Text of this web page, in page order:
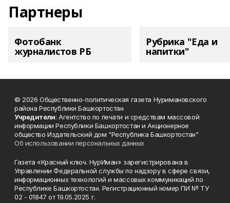
Партнеры
Фотобанк
журналистов РБ
Рубрика "Еда и
напитки"
© 2026 Общественно-политическая газета Нуримановского
района Республики Башкортостан
Учредители: Агентство по печати и средствам массовой
информации Республики Башкортостан и Акционерное
общество Издательский дом "Республика Башкортостан"
Об использовании персональных данных
Газета «Красный ключ. НурИман» зарегистрирована в
Управлении Федеральной службы по надзору в сфере связи,
информационных технологий и массовых коммуникаций по
Республике Башкортостан. Регистрационный номер ПИ № ТУ
02 - 01847 от 19.05.2025 г.